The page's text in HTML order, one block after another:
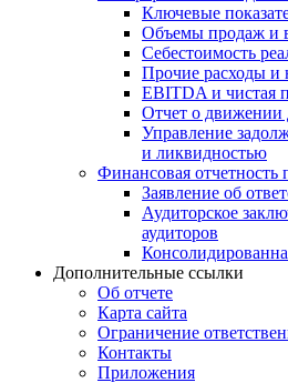
Ключевые
Объемы продаж и
Себестоимость
Прочие расходы и
EBITDA и чистая
Отчет о движении
Управление
и ликвидностью
Финансовая
Заявление об
Аудиторское
аудиторов
Дополнительные ссылки
Об отчете
Карта сайта
Ограничение
Контакты
Приложения